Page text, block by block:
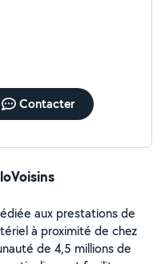
Contacter
aux prestations de
à proximité de chez
de 4,5 millions de